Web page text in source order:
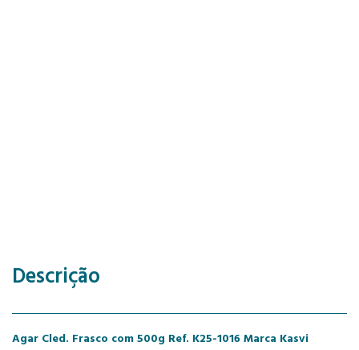
Descrição
Agar Cled. Frasco com 500g Ref. K25-1016 Marca Kasvi